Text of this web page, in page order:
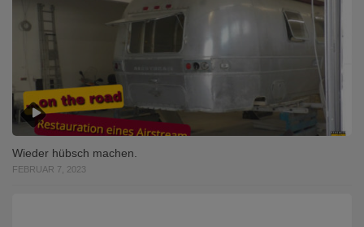
Wieder hübsch machen.
FEBRUAR 7, 2023